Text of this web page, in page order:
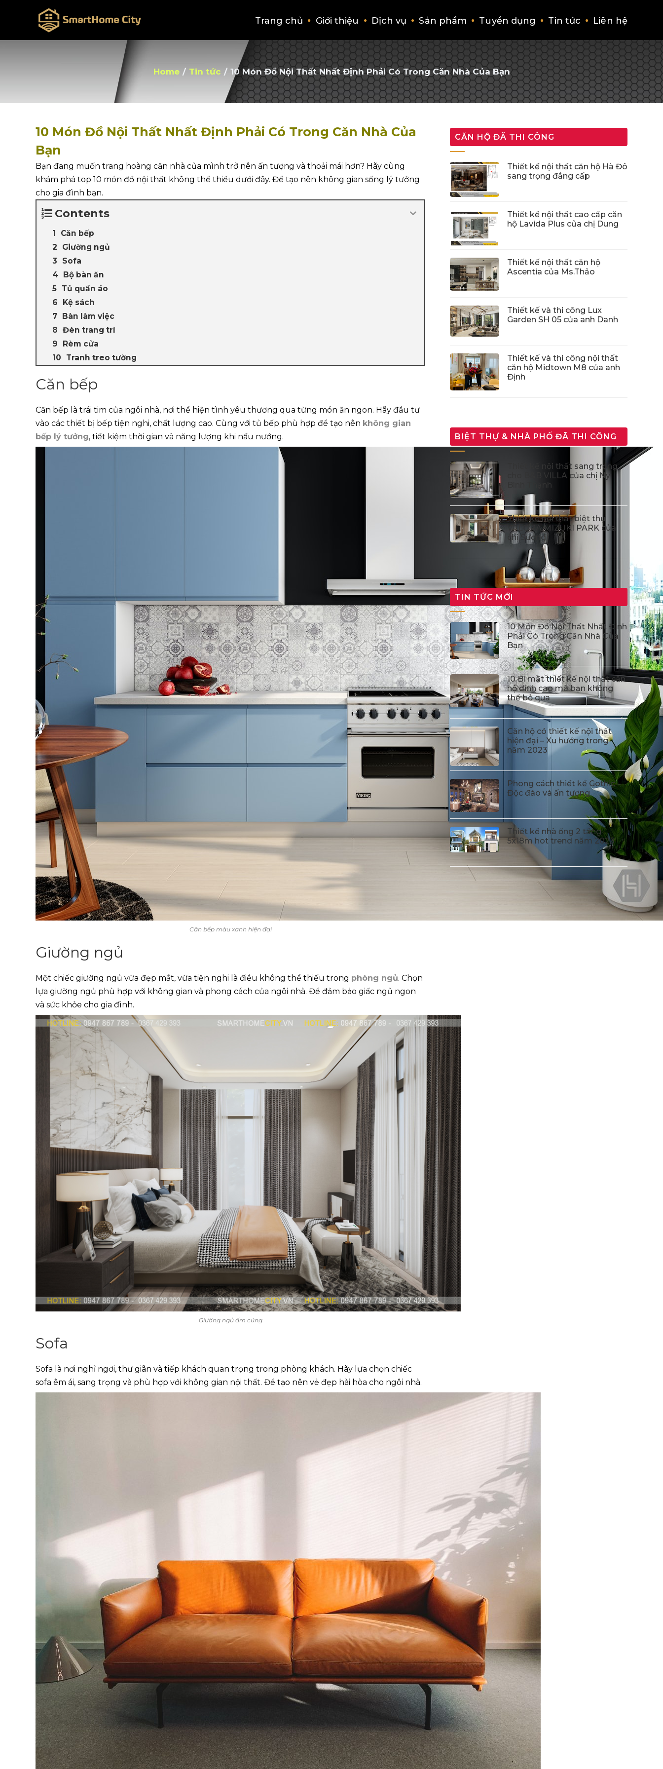
Trang chủ Giới thiệu Dịch vụ Sản phẩm Tuyển dụng Tin tức Liên hệ
Home / Tin tức / 10 Món Đồ Nội Thất Nhất Định Phải Có Trong Căn Nhà Của Bạn
10 Món Đồ Nội Thất Nhất Định Phải Có Trong Căn Nhà Của
Bạn
Bạn đang muốn trang hoàng căn nhà của mình trở nên ấn tượng và thoải mái hơn? Hãy cùng
khám phá top 10 món đồ nội thất không thể thiếu dưới đây. Để tạo nên không gian sống lý tưởng
cho gia đình bạn.
Contents
Căn bếp
Giường ngủ
Sofa
Bộ bàn ăn
Tủ quần áo
Kệ sách
Bàn làm việc
Đèn trang trí
Rèm cửa
Tranh treo tường
Căn bếp
Căn bếp là trái tim của ngôi nhà, nơi thể hiện tình yêu thương qua từng món ăn ngon. Hãy đầu tư
vào các thiết bị bếp tiện nghi, chất lượng cao. Cùng với tủ bếp phù hợp để tạo nên không gian
bếp lý tưởng, tiết kiệm thời gian và năng lượng khi nấu nướng.
Căn bếp màu xanh hiện đại
Giường ngủ
Một chiếc giường ngủ vừa đẹp mắt, vừa tiện nghi là điều không thể thiếu trong phòng ngủ. Chọn
lựa giường ngủ phù hợp với không gian và phong cách của ngôi nhà. Để đảm bảo giấc ngủ ngon
và sức khỏe cho gia đình.
Giường ngủ ấm cúng
Sofa
Sofa là nơi nghỉ ngơi, thư giãn và tiếp khách quan trọng trong phòng khách. Hãy lựa chọn chiếc
sofa êm ái, sang trọng và phù hợp với không gian nội thất. Để tạo nên vẻ đẹp hài hòa cho ngôi nhà.
CĂN HỘ ĐÃ THI CÔNG
Thiết kế nội thất căn hộ Hà Đô
sang trọng đẳng cấp
Thiết kế nội thất cao cấp căn
hộ Lavida Plus của chị Dung
Thiết kế nội thất căn hộ
Ascentia của Ms.Thảo
Thiết kế và thi công Lux
Garden SH 05 của anh Danh
Thiết kế và thi công nội thất
căn hộ Midtown M8 của anh
Định
BIỆT THỰ & NHÀ PHỐ ĐÃ THI CÔNG
Thiết kế nội thất sang trọng
cho B&B VILLA của chị Ny
Bình Thạnh
Thiết kế nội thất biệt thự
VALORA MIZUKI PARK của
chị Sương
TIN TỨC MỚI
10 Món Đồ Nội Thất Nhất Định
Phải Có Trong Căn Nhà Của
Bạn
10 Bí mật thiết kế nội thất căn
hộ đỉnh cao mà bạn không
thể bỏ qua
Căn hộ có thiết kế nội thất
hiện đại – Xu hướng trong
năm 2023
Phong cách thiết kế Gothic –
Độc đáo và ấn tượng
Thiết kế nhà ống 2 tầng
5x18m hot trend năm 2023